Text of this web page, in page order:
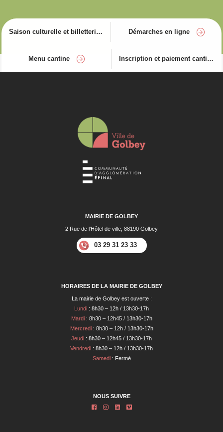
Saison culturelle et billetterie Démarches en ligne
Menu cantine Inscription et paiement cantine
MAIRIE DE GOLBEY
2 Rue de l’Hôtel de ville, 88190 Golbey
03 29 31 23 33
HORAIRES DE LA MAIRIE DE GOLBEY
La mairie de Golbey est ouverte :
Lundi : 8h30 – 12h / 13h30-17h
Mardi: 8h30 – 12h45 / 13h30-17h
Mercredi: 8h30 – 12h / 13h30-17h
Jeudi : 8h30 – 12h45 / 13h30-17h
Vendredi : 8h30 – 12h / 13h30-17h
Samedi: Fermé
NOUS SUIVRE